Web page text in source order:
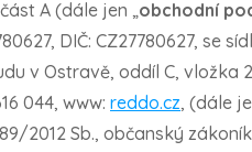
A (dále jen „obchodní
DIČ: CZ27780627, se
v Ostravě, oddíl C, vložka
044, www: reddo.cz, (dále
2012 Sb., občanský